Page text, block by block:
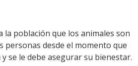
la población que los animales son
personas desde el momento que
se le debe asegurar su bienestar.